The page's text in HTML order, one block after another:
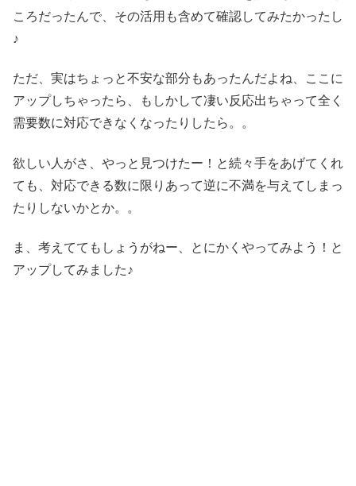
ころだったんで、その活用も含めて確認してみたかったし
♪
ただ、実はちょっと不安な部分もあったんだよね、ここに
アップしちゃったら、もしかして凄い反応出ちゃって全く
需要数に対応できなくなったりしたら。。
欲しい人がさ、やっと見つけたー！と続々手をあげてくれ
ても、対応できる数に限りあって逆に不満を与えてしまっ
たりしないかとか。。
ま、考えててもしょうがねー、とにかくやってみよう！と
アップしてみました♪